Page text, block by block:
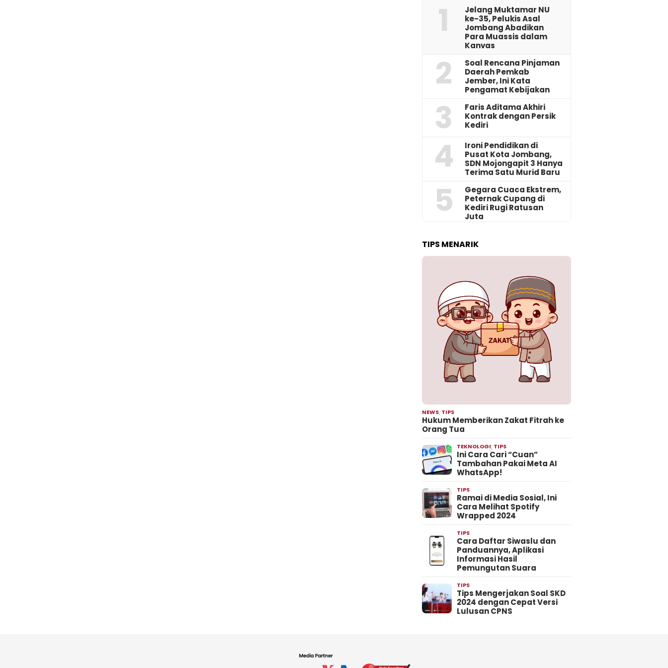
1
Jelang Muktamar NU
ke-35, Pelukis Asal
Jombang Abadikan
Para Muassis dalam
Kanvas
2
‎Soal Rencana Pinjaman
Daerah Pemkab
Jember, Ini Kata
Pengamat Kebijakan ‎
3
Faris Aditama Akhiri
Kontrak dengan Persik
Kediri
4
Ironi Pendidikan di
Pusat Kota Jombang,
SDN Mojongapit 3 Hanya
Terima Satu Murid Baru
5
‎Gegara Cuaca Ekstrem,
Peternak Cupang di
Kediri Rugi Ratusan
Juta
TIPS MENARIK
NEWS, TIPS
Hukum Memberikan Zakat Fitrah ke
Orang Tua
TEKNOLOGI, TIPS
Ini Cara Cari “Cuan”
Tambahan Pakai Meta AI
WhatsApp!
TIPS
Ramai di Media Sosial, Ini
Cara Melihat Spotify
Wrapped 2024
TIPS
Cara Daftar Siwaslu dan
Panduannya, Aplikasi
Informasi Hasil
Pemungutan Suara
TIPS
Tips Mengerjakan Soal SKD
2024 dengan Cepat Versi
Lulusan CPNS